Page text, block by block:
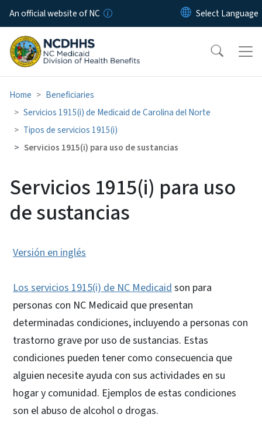
Skip to main content
An official website of NC
Home
Beneficiaries
Servicios 1915(i) de Medicaid de Carolina del Norte
Tipos de servicios 1915(i)
Servicios 1915(i) para uso de sustancias
Servicios 1915(i) para uso
de sustancias
Versión en inglés
Los servicios 1915(i) de NC Medicaid son para
personas con NC Medicaid que presentan
determinadas condiciones, incluyendo a personas con
trastorno grave por uso de sustancias. Estas
condiciones pueden tener como consecuencia que
alguien necesite ayuda con sus actividades en su
hogar y comunidad. Ejemplos de estas condiciones
son el abuso de alcohol o drogas.